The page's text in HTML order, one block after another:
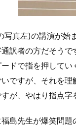
写真左)の講演が始
訳者の方だそう
ドで指を押して
ですが、それを
が、やはり指点字
島先生が爆笑問題